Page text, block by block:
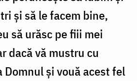
şi să le facem bine,
să urăsc pe fiii mei
dacă vă mustru cu
Domnul şi vouă acest fel